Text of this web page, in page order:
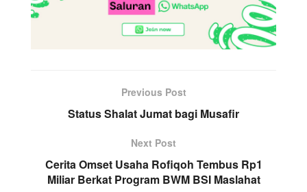
Previous Post
Status Shalat Jumat bagi Musafir
Next Post
Cerita Omset Usaha Rofiqoh Tembus Rp1
Miliar Berkat Program BWM BSI Maslahat